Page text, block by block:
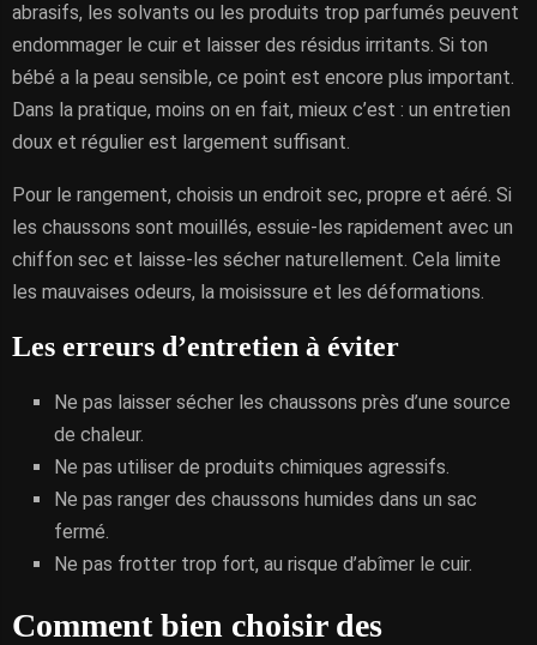
abrasifs, les solvants ou les produits trop parfumés peuvent
endommager le cuir et laisser des résidus irritants. Si ton
bébé a la peau sensible, ce point est encore plus important.
Dans la pratique, moins on en fait, mieux c’est : un entretien
doux et régulier est largement suffisant.
Pour le rangement, choisis un endroit sec, propre et aéré. Si
les chaussons sont mouillés, essuie-les rapidement avec un
chiffon sec et laisse-les sécher naturellement. Cela limite
les mauvaises odeurs, la moisissure et les déformations.
Les erreurs d’entretien à éviter
Ne pas laisser sécher les chaussons près d’une source
de chaleur.
Ne pas utiliser de produits chimiques agressifs.
Ne pas ranger des chaussons humides dans un sac
fermé.
Ne pas frotter trop fort, au risque d’abîmer le cuir.
Comment bien choisir des